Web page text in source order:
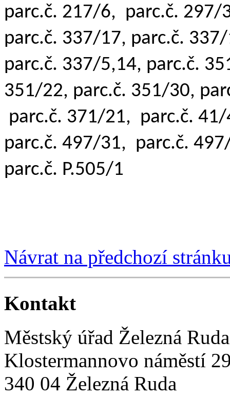
parc.č. 217/6, parc.č. 297/
parc.č. 337/17, parc.č.
parc.č. 337/5,14, parc.č.
351/22, parc.č. 351/30,
parc.č. 371/21, parc.č.
parc.č. 497/31, parc.č.
parc.č. P.505/1
Návrat na předchozí
Kontakt
Městský úřad Železná Ruda
Klostermannovo náměstí
340 04 Železná Ruda